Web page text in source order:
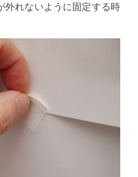
外れないように固定する時